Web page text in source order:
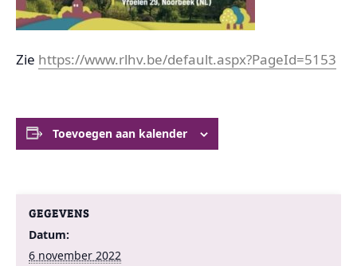
Zie https://www.rlhv.be/default.aspx?PageId=5153
Toevoegen aan kalender
GEGEVENS
Datum:
6 november 2022